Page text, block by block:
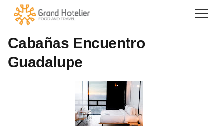
Cabañas Encuentro
Guadalupe